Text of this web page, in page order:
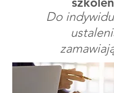
Do